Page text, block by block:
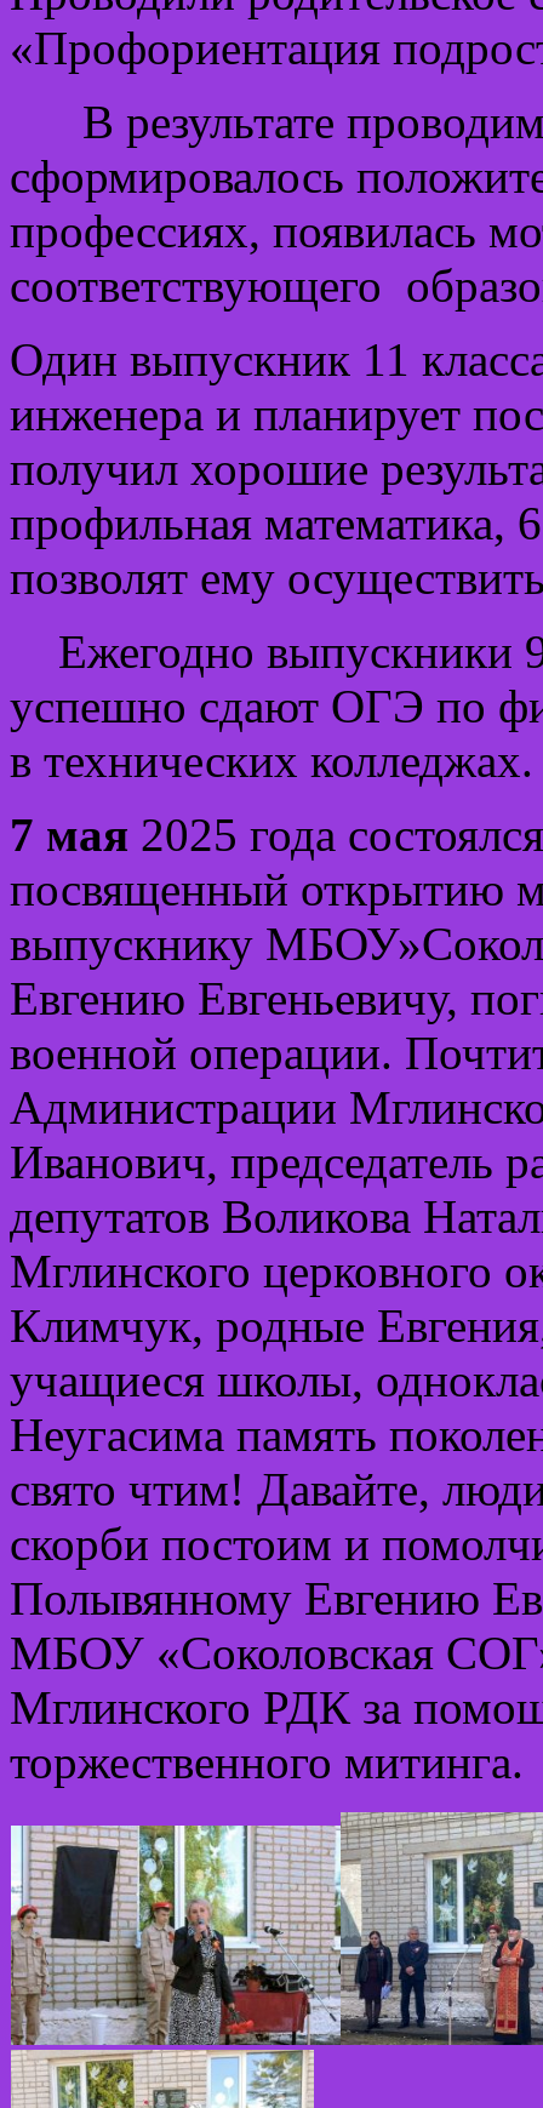
«Профориентация
В результате
сформировалось
профессиях, появилась
соответствующего
Один выпускник 11
инженера и планирует
получил хорошие
профильная математика,
позволят ему
Ежегодно выпускники
успешно сдают ОГЭ по
в технических колледжах.
7 мая 2025 года
посвященный открытию
выпускнику
Евгению Евгеньевичу,
военной операции.
Администрации
Иванович, председатель
депутатов Воликова
Мглинского церковного
Климчук, родные
учащиеся школы,
Неугасима память
свято чтим! Давайте,
скорби постоим и
Полывянному Евгению
МБОУ «Соколовская
Мглинского РДК за
торжественного митинга.